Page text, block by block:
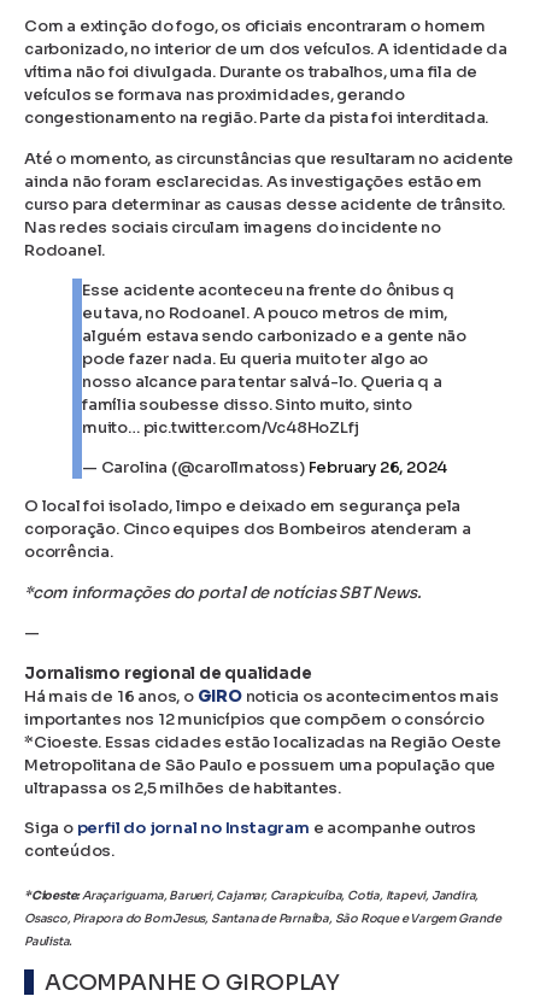
Com a extinção do fogo, os oficiais encontraram o homem
carbonizado, no interior de um dos veículos. A identidade da
vítima não foi divulgada. Durante os trabalhos, uma fila de
veículos se formava nas proximidades, gerando
congestionamento na região. Parte da pista foi interditada.
Até o momento, as circunstâncias que resultaram no acidente
ainda não foram esclarecidas. As investigações estão em
curso para determinar as causas desse acidente de trânsito.
Nas redes sociais circulam imagens do incidente no
Rodoanel.
Esse acidente aconteceu na frente do ônibus q
eu tava, no Rodoanel. A pouco metros de mim,
alguém estava sendo carbonizado e a gente não
pode fazer nada. Eu queria muito ter algo ao
nosso alcance para tentar salvá-lo. Queria q a
família soubesse disso. Sinto muito, sinto
muito… pic.twitter.com/Vc48HoZLfj
— Carolina (@carollmatoss) February 26, 2024
O local foi isolado, limpo e deixado em segurança pela
corporação. Cinco equipes dos Bombeiros atenderam a
ocorrência.
*com informações do portal de notícias SBT News.
—
Jornalismo regional de qualidade
Há mais de 16 anos, o GIROnoticia os acontecimentos mais
importantes nos 12 municípios que compõem o consórcio
*Cioeste. Essas cidades estão localizadas na Região Oeste
Metropolitana de São Paulo e possuem uma população que
ultrapassa os 2,5 milhões de habitantes.
Siga o perfil do jornal no Instagram e acompanhe outros
conteúdos.
*Cioeste:Araçariguama, Barueri, Cajamar, Carapicuíba, Cotia, Itapevi, Jandira,
Osasco, Pirapora do Bom Jesus, Santana de Parnaíba, São Roque e Vargem Grande
Paulista.
ACOMPANHE O GIROPLAY